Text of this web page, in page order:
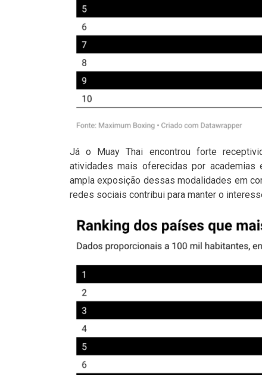
Já o Muay Thai encontrou forte
atividades mais oferecidas por
ampla exposição dessas modalidades em
redes sociais contribui para manter o